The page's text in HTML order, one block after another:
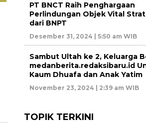
PT BNCT Raih Penghargaan
Perlindungan Objek Vital
dari BNPT
Desember 31, 2024 | 5:50 am WIB
Sambut Ultah ke 2, Keluarga
medanberita.redaksibaru.id
Kaum Dhuafa dan Anak Yatim
November 23, 2024 | 2:39 am WIB
TOPIK TERKINI